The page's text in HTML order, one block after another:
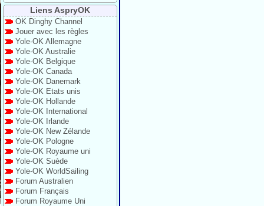
Liens AspryOK
OK Dinghy Channel
Jouer avec les règles
Yole-OK Allemagne
Yole-OK Australie
Yole-OK Belgique
Yole-OK Canada
Yole-OK Danemark
Yole-OK Etats unis
Yole-OK Hollande
Yole-OK International
Yole-OK Irlande
Yole-OK New Zélande
Yole-OK Pologne
Yole-OK Royaume uni
Yole-OK Suède
Yole-OK WorldSailing
Forum Australien
Forum Français
Forum Royaume Uni